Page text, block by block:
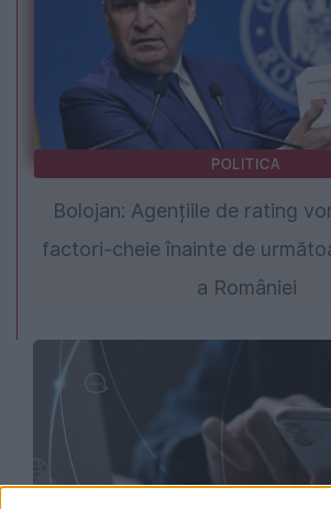
POLITICA
Bolojan: Agențiile de rating
factori-cheie înainte de
a României